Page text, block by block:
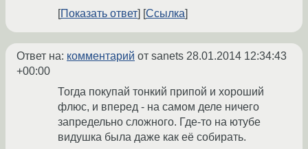
Показать ответ
Ссылка
Ответ на: комментарий от sanets 28.01.2014 12:34:43
+00:00
Тогда покупай тонкий припой и хороший
флюс, и вперед - на самом деле ничего
запредельно сложного. Где-то на ютубе
видушка была даже как её собирать.